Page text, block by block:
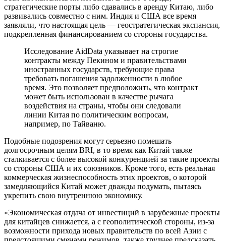
стратегические порты либо сдавались в аренду Китаю, либо
развивались совместно с ним. Индия и США все время
заявляли, что настоящая цель — геостратегическая экспансия,
подкрепленная финансированием со стороны государства.
Исследование AidData указывает на строгие
контракты между Пекином и правительствами
иностранных государств, требующие права
требовать погашения задолженности в любое
время. Это позволяет предположить, что контракт
может быть использован в качестве рычага
воздействия на страны, чтобы они следовали
линии Китая по политическим вопросам,
например, по Тайваню.
Подобные подозрения могут серьезно помешать
долгосрочным целям BRI, в то время как Китай также
сталкивается с более высокой конкуренцией за такие проекты
со стороны США и их союзников. Кроме того, есть реальная
коммерческая жизнеспособность этих проектов, о которой
замедляющийся Китай может дважды подумать, пытаясь
укрепить свою внутреннюю экономику.
«Экономическая отдача от инвестиций в зарубежные проекты
для китайцев снижается, а с геополитической стороны, из-за
возможности прихода новых правительств по всей Азии с